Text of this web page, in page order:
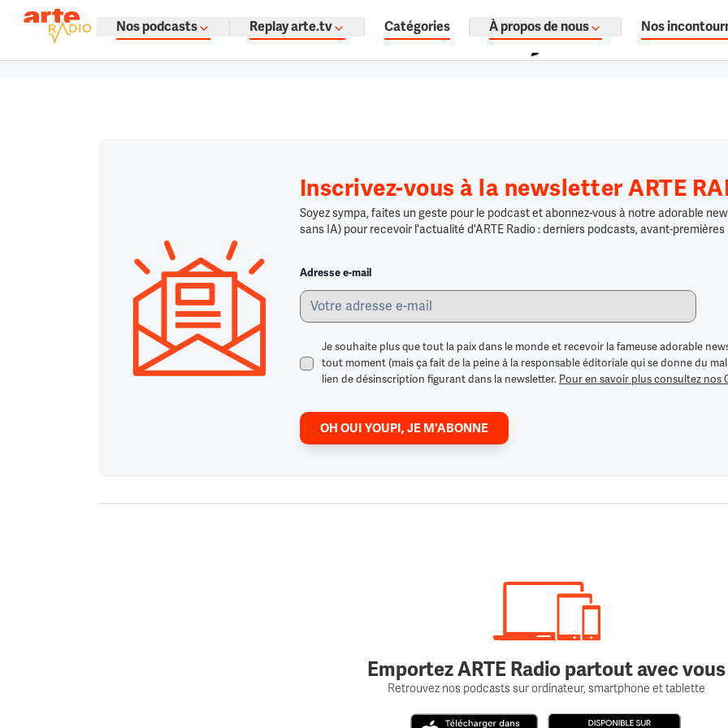
Retour à la page d'accueil
La fine fleur du podcast par ARTE
Podcasts à gogo : émissions, témoignages, documentaires audio.
Nos podcasts Replay arte.tv Catégories À propos de nous Nos
Inscrivez-vous à la newsletter ARTE
Soyez sympa, faites un geste pour le podcast et abonnez-vous à notre adorable
sans IA) pour recevoir l'actualité d'ARTE Radio : derniers podcasts, avant-
Adresse e-mail
Je souhaite plus que tout la paix dans le monde et recevoir la fameuse adorable
tout moment (mais ça fait de la peine à la responsable éditoriale qui se donne du
lien de désinscription figurant dans la newsletter. Pour en savoir plus consultez nos
OH OUI YOUPI, JE M'ABONNE
Emportez ARTE Radio partout avec vous
Retrouvez nos podcasts sur ordinateur, smartphone et tablette